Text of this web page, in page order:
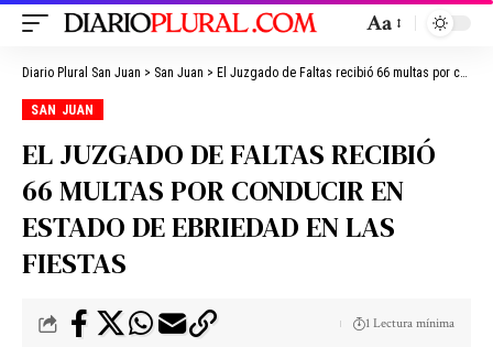
Aa
Diario Plural San Juan > San Juan > El Juzgado de Faltas recibió 66 multas por conducir en estado de ebriedad en las fiestas
SAN JUAN
EL JUZGADO DE FALTAS RECIBIÓ
66 MULTAS POR CONDUCIR EN
ESTADO DE EBRIEDAD EN LAS
FIESTAS
1 Lectura mínima